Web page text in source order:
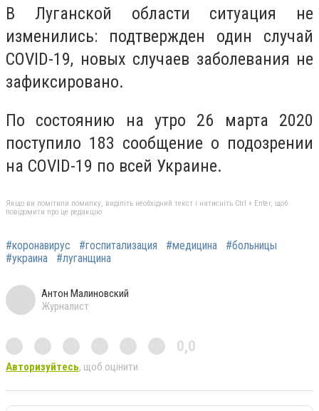
В Луганской области ситуация не
изменились: подтвержден один случай
COVID-19, новых случаев заболевания не
зафиксировано.
По состоянию на утро 26 марта 2020
поступило 183 сообщение о подозрении
на COVID-19 по всей Украине.
Якщо ви помітили помилку, виділіть необхідний текст і натисніть Ctrl + Enter, щоб
повідомити про це редакцію
#коронавирус #госпитализация #медицина
#больницы
#украина
#луганщина
Антон Малиновский
Журналист
0,0
Авторизуйтесь, щоб оцінити